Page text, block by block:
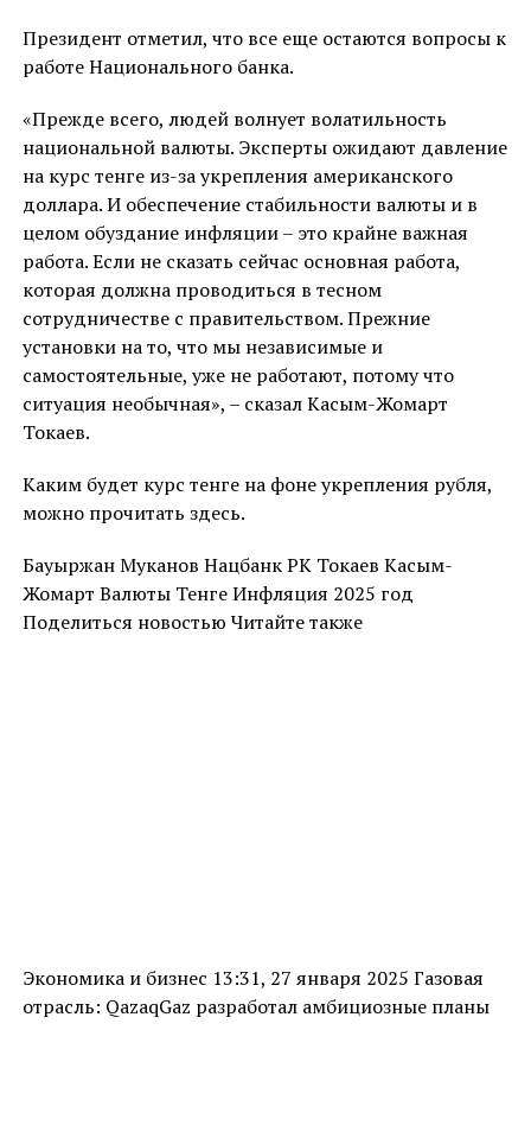
Президент отметил, что все еще остаются вопросы к
работе Национального банка.
«Прежде всего, людей волнует волатильность
национальной валюты. Эксперты ожидают давление
на курс тенге из-за укрепления американского
доллара. И обеспечение стабильности валюты и в
целом обуздание инфляции – это крайне важная
работа. Если не сказать сейчас основная работа,
которая должна проводиться в тесном
сотрудничестве с правительством. Прежние
установки на то, что мы независимые и
самостоятельные, уже не работают, потому что
ситуация необычная», – сказал Касым-Жомарт
Токаев.
Каким будет курс тенге на фоне укрепления рубля,
можно прочитать здесь.
Бауыржан Муканов Нацбанк РК Токаев Касым-
Жомарт Валюты Тенге Инфляция 2025 год
Поделиться новостью Читайте также
Экономика и бизнес 13:31, 27 января 2025 Газовая
отрасль: QazaqGaz разработал амбициозные планы